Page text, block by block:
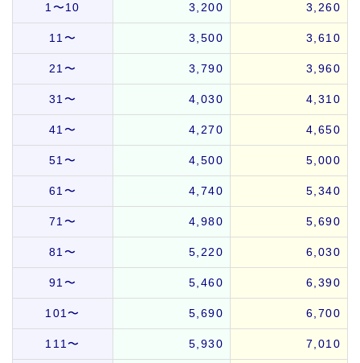
1〜10 3,200 3,260
11〜 3,500 3,610
21〜 3,790 3,960
31〜 4,030 4,310
41〜 4,270 4,650
51〜 4,500 5,000
61〜 4,740 5,340
71〜 4,980 5,690
81〜 5,220 6,030
91〜 5,460 6,390
101〜 5,690 6,700
111〜 5,930 7,010